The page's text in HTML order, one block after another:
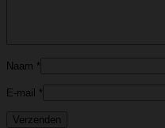
Naam *
E-mail *